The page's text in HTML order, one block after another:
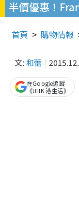
半價優惠！
首頁 購物情報
文: 和蕾
在Google追蹤
《UHK 港生活》